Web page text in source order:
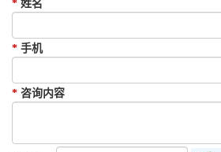
* 姓名
* 手机
* 咨询内容